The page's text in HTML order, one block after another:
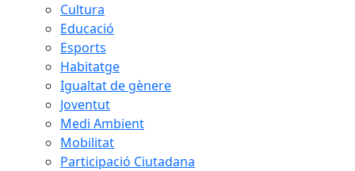
Cultura
Educació
Esports
Habitatge
Igualtat de gènere
Joventut
Medi Ambient
Mobilitat
Participació Ciutadana